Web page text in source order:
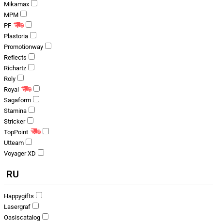
Mikamax
MPM
PF
Plastoria
Promotionway
Reflects
Richartz
Roly
Royal
Sagaform
Stamina
Stricker
TopPoint
Utteam
Voyager XD
RU
Happygifts
Lasergraf
Oasiscatalog